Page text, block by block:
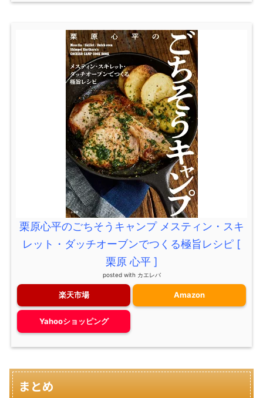
栗原心平のごちそうキャンプ メスティン・スキ
レット・ダッチオーブンでつくる極旨レシピ [
栗原 心平 ]
posted with カエレバ
楽天市場 Amazon
Yahooショッピング
まとめ